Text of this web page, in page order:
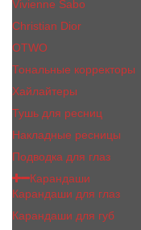
Vivienne Sabo
Сhristiаn Diоr
OTWO
Тональные корректоры
Хайлайтеры
Тушь для ресниц
Накладные ресницы
Подводка для глаз
Карандаши
Карандаши для глаз
Карандаши для губ